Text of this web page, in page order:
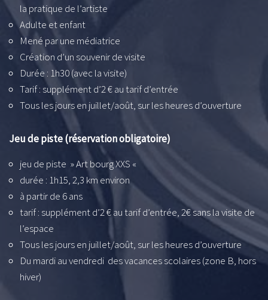
la pratique de l’artiste
Adulte et enfant
Mené par une médiatrice
Création d’un souvenir de visite
Durée : 1h30 (avec la visite)
Tarif : supplément d’2 € au tarif d’entrée
Tous les jours en juillet/août, sur les heures d’ouverture
Jeu de piste (réservation obligatoire)
jeu de piste » Art bourg XXS «
durée : 1h15, 2,3 km environ
à partir de 6 ans
tarif : supplément d’2 € au tarif d’entrée, 2€ sans la visite de
l’espace
Tous les jours en juillet/août, sur les heures d’ouverture
Du mardi au vendredi des vacances scolaires (zone B, hors
hiver)